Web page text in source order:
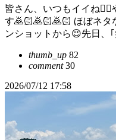
皆さん、いつもイイね
す🙇🏻️🙇🏻️🙇🏻️ ほぼネタ
ンショットから😉先日、
thumb_up 82
comment30
2026/07/12 17:58